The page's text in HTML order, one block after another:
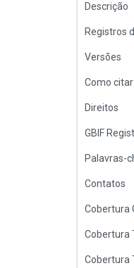
Descrição
Registros
Versões
Como citar
Direitos
GBIF
Palavras-
Contatos
Cobertura
Cobertura
Cobertura